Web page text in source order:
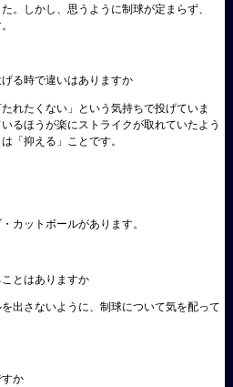
。しかし、思うように制球が定まらず、
る時で違いはありますか
れたくない」という気持ちで投げていま
るほうが楽にストライクが取れていたよう
「抑える」ことです。
カットボールがあります。
とはありますか
出さないように、制球について気を配って
か